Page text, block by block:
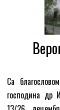
Са
господина др